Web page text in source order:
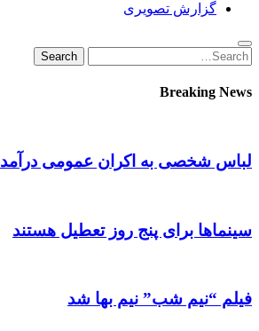
گزارش تصویری
Search
for:
Search
Breaking News
لباس شخصی به اکران عمومی درآمد
سینماها برای پنج‌ روز تعطیل هستند
فیلم “نیم شب” نیم بها شد